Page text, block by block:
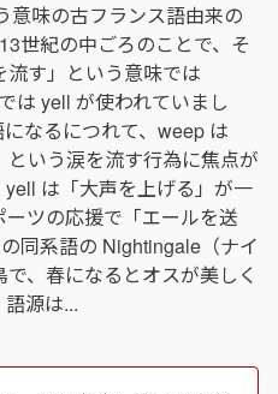
意味の古フランス語由来の
世紀の中ごろのことで、そ
す」という意味では
は yell が使われていまし
なるにつれて、weep は
という涙を流す行為に焦点が
は「大声を上げる」が一
ツの応援で「エールを送
同系語の Nightingale（ナイ
、春になるとオスが美しく
源は...